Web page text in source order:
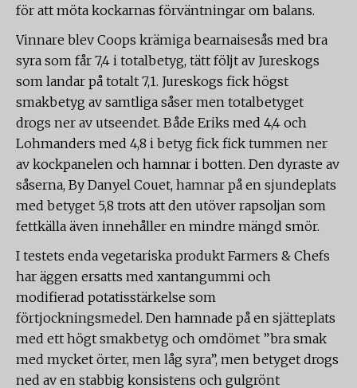
för att möta kockarnas förväntningar om balans.
Vinnare blev Coops krämiga bearnaisesås med bra
syra som får 7,4 i totalbetyg, tätt följt av Jureskogs
som landar på totalt 7,1. Jureskogs fick högst
smakbetyg av samtliga såser men totalbetyget
drogs ner av utseendet. Både Eriks med 4,4 och
Lohmanders med 4,8 i betyg fick fick tummen ner
av kockpanelen och hamnar i botten. Den dyraste av
såserna, By Danyel Couet, hamnar på en sjundeplats
med betyget 5,8 trots att den utöver rapsoljan som
fettkälla även innehåller en mindre mängd smör.
I testets enda vegetariska produkt Farmers & Chefs
har äggen ersatts med xantangummi och
modifierad potatisstärkelse som
förtjockningsmedel. Den hamnade på en sjätteplats
med ett högt smakbetyg och omdömet ”bra smak
med mycket örter, men låg syra”, men betyget drogs
ned av en stabbig konsistens och gulgrönt